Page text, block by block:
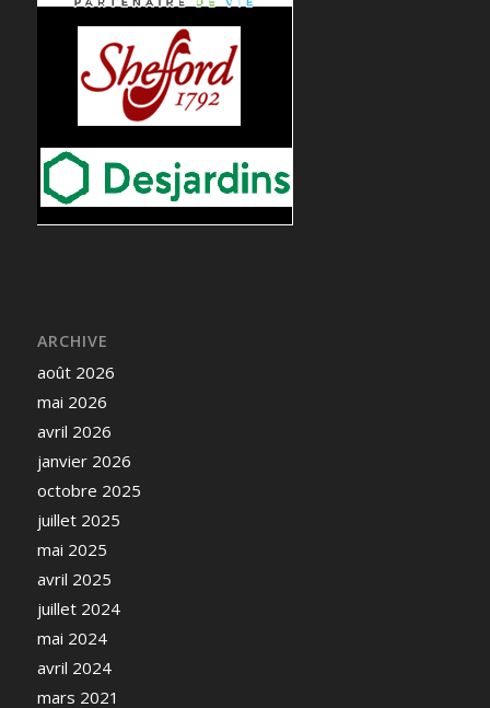
ARCHIVE
août 2026
mai 2026
avril 2026
janvier 2026
octobre 2025
juillet 2025
mai 2025
avril 2025
juillet 2024
mai 2024
avril 2024
mars 2021